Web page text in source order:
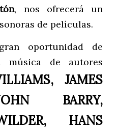
, nos ofrecerá un
de películas.
oportunidad de
música de autores
JAMES
BARRY,
HANS